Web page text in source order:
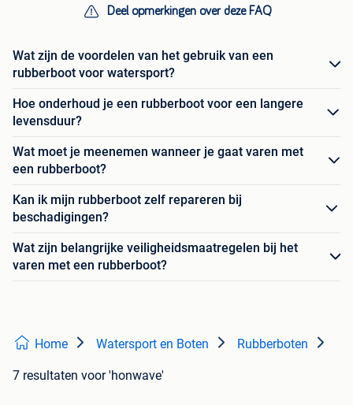
Deel opmerkingen over deze FAQ
Wat zijn de voordelen van het gebruik van een
rubberboot voor watersport?
Hoe onderhoud je een rubberboot voor een langere
levensduur?
Wat moet je meenemen wanneer je gaat varen met
een rubberboot?
Kan ik mijn rubberboot zelf repareren bij
beschadigingen?
Wat zijn belangrijke veiligheidsmaatregelen bij het
varen met een rubberboot?
Home Watersport en Boten Rubberboten
7 resultaten voor 'honwave'